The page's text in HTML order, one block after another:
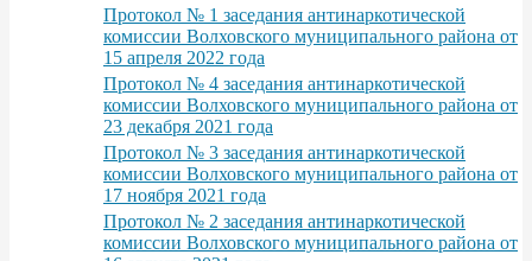
Протокол № 1 заседания антинаркотической
комиссии Волховского муниципального района от
15 апреля 2022 года
Протокол № 4 заседания антинаркотической
комиссии Волховского муниципального района от
23 декабря 2021 года
Протокол № 3 заседания антинаркотической
комиссии Волховского муниципального района от
17 ноября 2021 года
Протокол № 2 заседания антинаркотической
комиссии Волховского муниципального района от